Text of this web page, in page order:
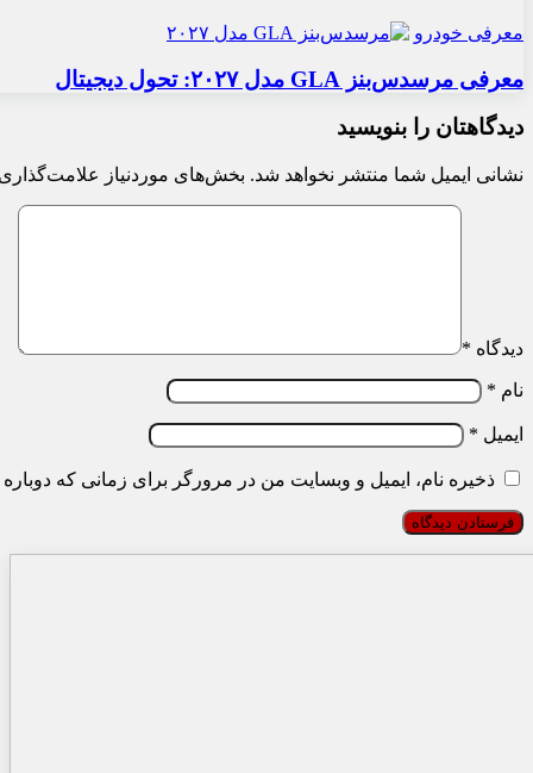
معرفی خودرو
معرفی مرسدس‌بنز GLA مدل ۲۰۲۷: تحول دیجیتال
دیدگاهتان را بنویسید
نشانی ایمیل شما منتشر نخواهد شد. بخش‌های موردنیاز
دیدگاه *
نام *
ایمیل *
ذخیره نام، ایمیل و وبسایت من در مرورگر برای زمانی که